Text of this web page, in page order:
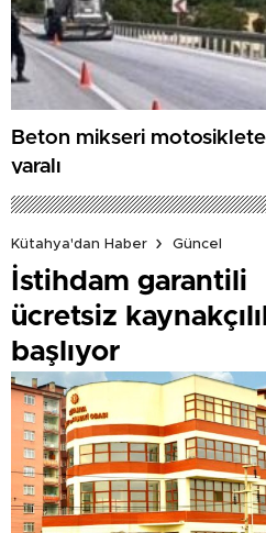
Beton mikseri motosiklete
yaralı
Kütahya'dan Haber
Güncel
İstihdam garantili
ücretsiz
başlıyor